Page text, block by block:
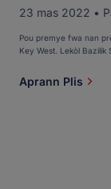
23 mas 2022 •
Pou premye fwa nan
Key West. Lekòl Bazilik
10yèm ane nan mwa
Aprann Plis